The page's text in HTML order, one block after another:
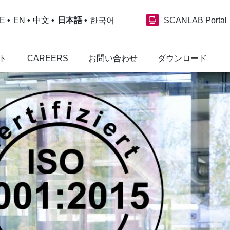
EN 中文 日本語 한국어 SCANLAB Portal
CAREERS お問い合わせ ダウンロード